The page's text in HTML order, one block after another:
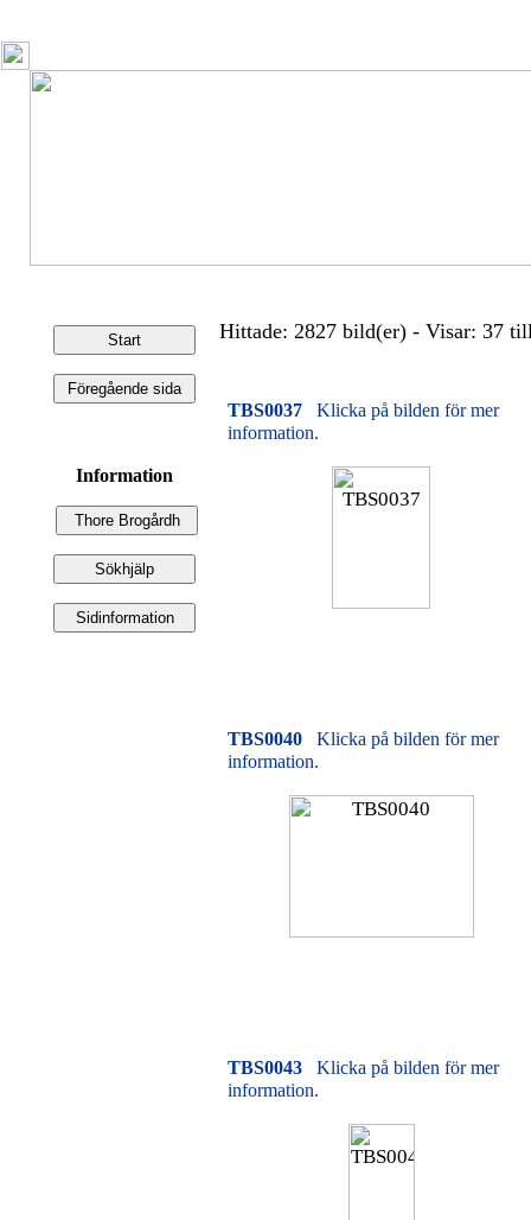
Information
Hittade: 2827 bild(er) - Visar: 37
TBS0037
Klicka på bilden för mer
information.
TBS0040
Klicka på bilden för mer
information.
TBS0043
Klicka på bilden för mer
information.